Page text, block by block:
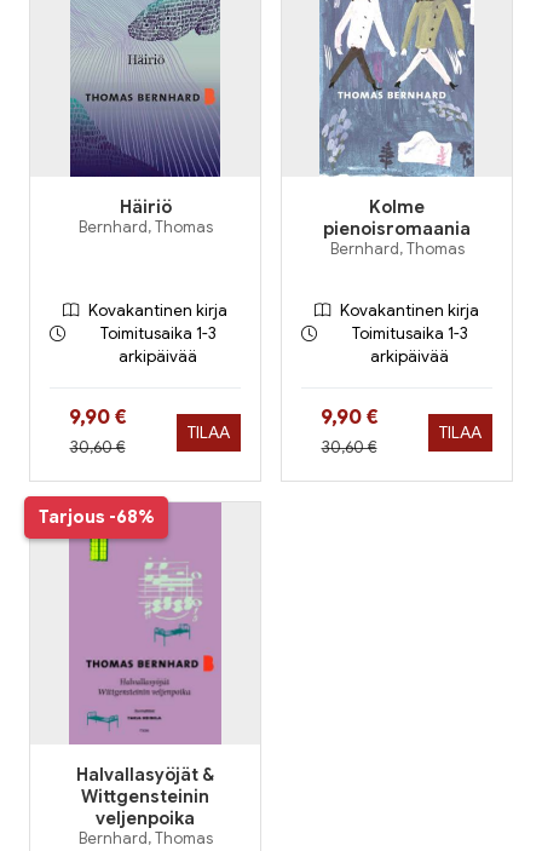
Häiriö
Bernhard, Thomas
Kovakantinen kirja
Toimitusaika 1-3
arkipäivää
Hinta nyt
9,90 €
Hinta aiemmin
30,60 €
TILAA
Kolme
pienoisromaania
Bernhard, Thomas
Kovakantinen kirja
Toimitusaika 1-3
arkipäivää
Hinta nyt
9,90 €
Hinta aiemmin
30,60 €
TILAA
Tarjous -68%
Halvallasyöjät &
Wittgensteinin
veljenpoika
Bernhard, Thomas